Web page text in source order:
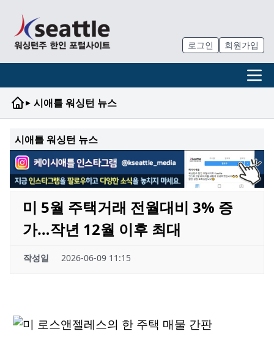
로그인 회원가입
▸ 시애틀 워싱턴 뉴스
시애틀 워싱턴 뉴스
미 5월 주택거래 전월대비 3% 증
가…작년 12월 이후 최대
작성일 2026-06-09 11:15